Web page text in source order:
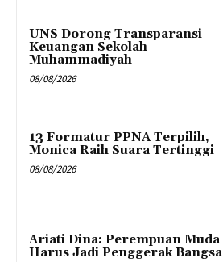
UNS Dorong Transparansi
Keuangan Sekolah
Muhammadiyah
08/08/2026
13 Formatur PPNA Terpilih,
Monica Raih Suara Tertinggi
08/08/2026
Ariati Dina: Perempuan Muda
Harus Jadi Penggerak Bangsa